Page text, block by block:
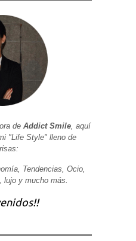
de Addict Smile, aquí
"Life Style" lleno de
Tendencias, Ocio,
lujo y mucho más.